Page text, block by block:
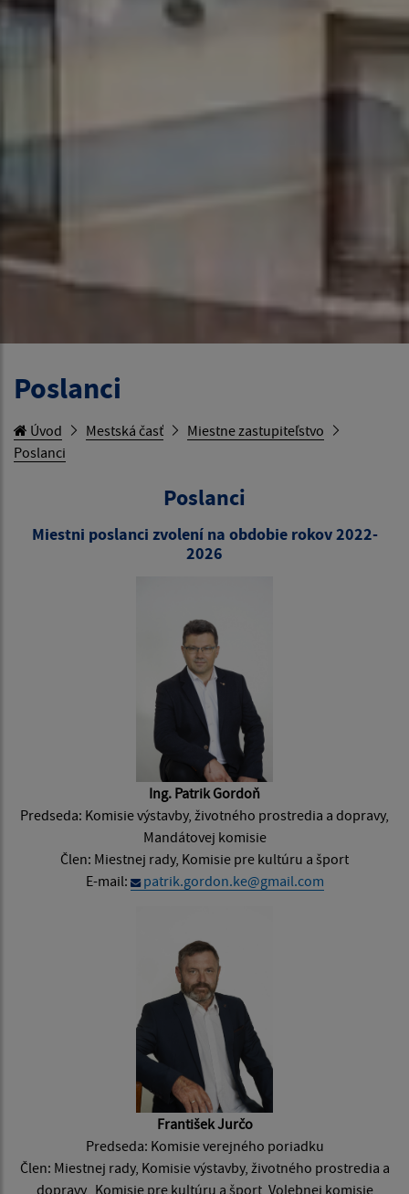
Poslanci
Úvod Mestská časť
Miestne zastupiteľstvo
Poslanci
Poslanci
Miestni poslanci zvolení na obdobie rokov 2022-
2026
Ing. Patrik Gordoň
Predseda: Komisie výstavby, životného prostredia a dopravy,
Mandátovej komisie
Člen: Miestnej rady, Komisie pre kultúru a šport
E-mail:
patrik.gordon.ke@gmail.com
František Jurčo
Predseda: Komisie verejného poriadku
Člen: Miestnej rady, Komisie výstavby, životného prostredia a
dopravy, Komisie pre kultúru a šport, Volebnej komisie